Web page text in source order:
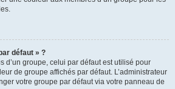
défaut » ?
d’un groupe, celui par défaut est utilisé pour
de groupe affichés par défaut. L’administrateur
votre groupe par défaut via votre panneau de